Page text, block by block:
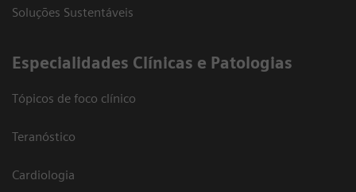
Soluções Sustentáveis
​Especialidades Clínicas e Patologias
Tópicos de foco clínico
Teranóstico
Cardiologia